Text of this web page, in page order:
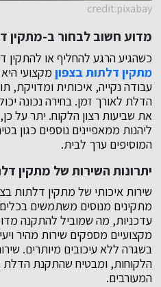
credit:pixabay
מדוע חשוב לבחור ב-מתקין
כשהגיע הרגע להחליף או
מתקין דלתות בצפוןמקצועי
עבודה נקייה, איכותית ומדויקת,
הדלת לאורך זמן. בחירה נכונה
את שביעות רצון הלקוח. יתר על
ליהנות ממאפיינים נוספים כגון
המוסיפים ערך לבית.
יתרונות השירות של מתקין
שירות איכותי של מתקין דלתות
מתקינים מנוסים משתמשים
עדכניות, מה שמוביל להתקנה
מקצועיים מספקים שירות מהיר
בשגרה ללא עיכובים מיותרים.
הלקוחות, ומבטיח שהתקנת הדלת
המעורבים.